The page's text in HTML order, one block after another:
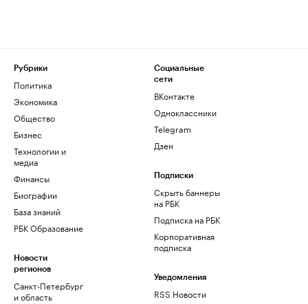
Рубрики
Политика
Экономика
Общество
Бизнес
Технологии и
медиа
Финансы
Биографии
База знаний
РБК Образование
Новости
регионов
Санкт-Петербург
и область
Социальные
сети
ВКонтакте
Одноклассники
Telegram
Дзен
Подписки
Скрыть баннеры
на РБК
Подписка на РБК
Корпоративная
подписка
Уведомления
RSS Новости